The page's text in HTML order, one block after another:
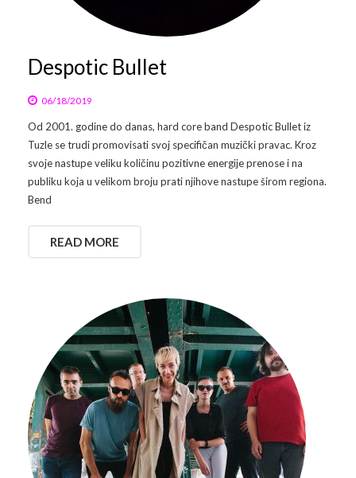
Despotic Bullet
06/18/2019
Od 2001. godine do danas, hard core band Despotic Bullet iz
Tuzle se trudi promovisati svoj specifičan muzički pravac. Kroz
svoje nastupe veliku količinu pozitivne energije prenose i na
publiku koja u velikom broju prati njihove nastupe širom regiona.
Bend
READ MORE